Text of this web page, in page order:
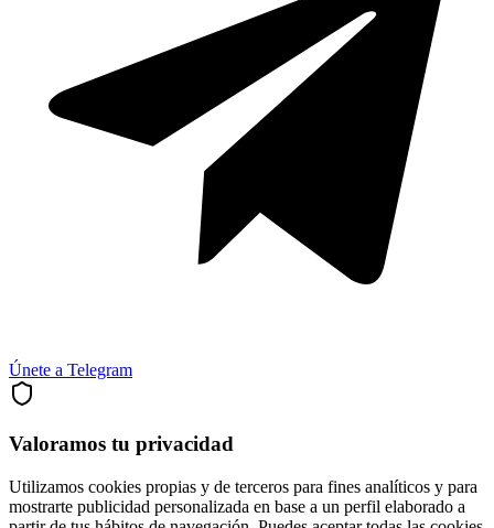
Únete a Telegram
Valoramos tu privacidad
Utilizamos cookies propias y de terceros para fines analíticos y para
mostrarte publicidad personalizada en base a un perfil elaborado a